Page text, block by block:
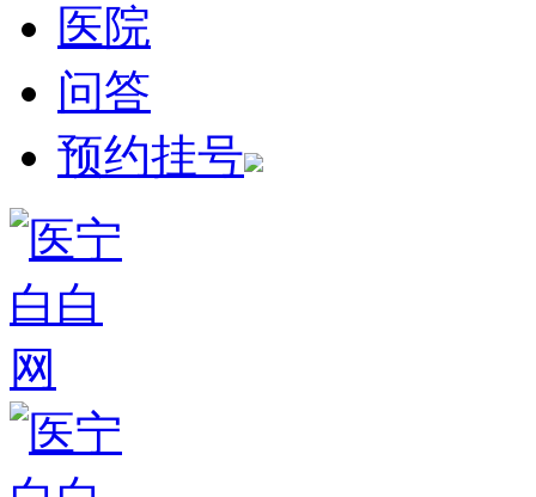
医院
问答
预约挂号